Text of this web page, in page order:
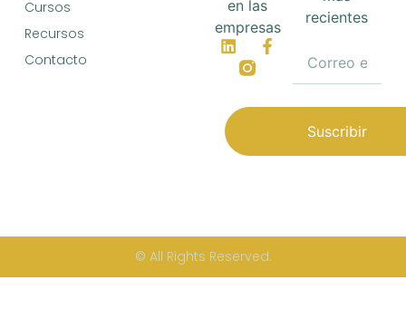
en las
empresas
Cursos
Recursos
Contacto
recientes
Suscribir
© All Rights Reserved.